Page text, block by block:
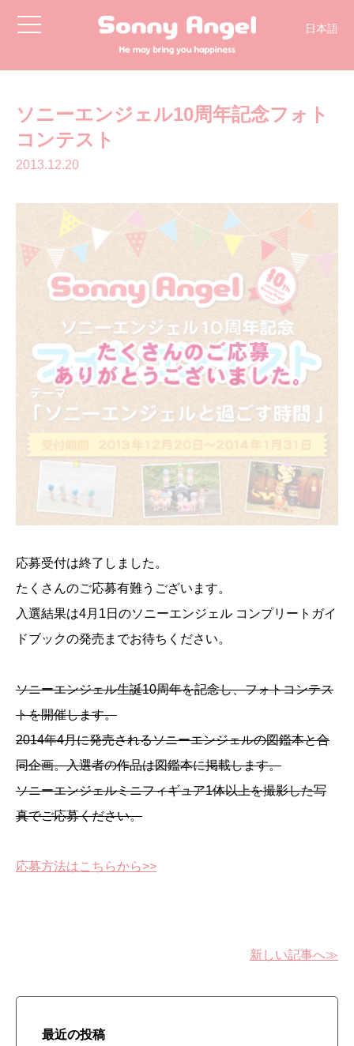
toggle
navigation
日本語
ソニーエンジェル10周年記念フォト
コンテスト
2013.12.20
応募受付は終了しました。
たくさんのご応募有難うございます。
入選結果は4月1日のソニーエンジェル コンプリートガイ
ドブックの発売までお待ちください。
ソニーエンジェル生誕10周年を記念し、フォトコンテス
トを開催します。
2014年4月に発売されるソニーエンジェルの図鑑本と合
同企画。入選者の作品は図鑑本に掲載します。
ソニーエンジェルミニフィギュア1体以上を撮影した写
真でご応募ください。
応募方法はこちらから>>
新しい記事へ≫
最近の投稿